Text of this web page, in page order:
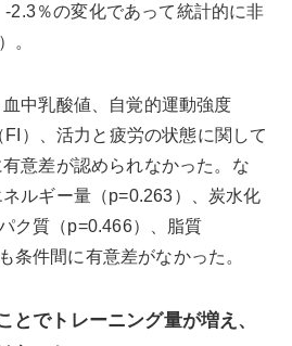
2.3％の変化であって統計的に非
。
中乳酸値、自覚的運動強度
FI）、活力と疲労の状態に関して
意差が認められなかった。な
ルギー量（p=0.263）、炭水化
ク質（p=0.466）、脂質
条件間に有意差がなかった。
とでトレーニング量が増え、